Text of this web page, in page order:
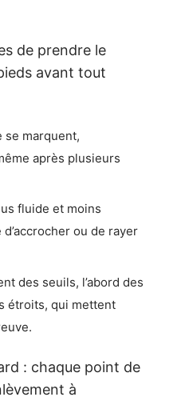
de prendre le
avant tout
se marquent,
après plusieurs
fluide et moins
ou de rayer
des seuils, l’abord des
étroits, qui mettent
: chaque point de
à